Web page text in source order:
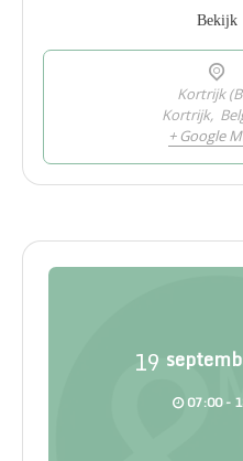
Bekijk
Kortrijk
Kortrijk,
+ Google
19
07:00 -